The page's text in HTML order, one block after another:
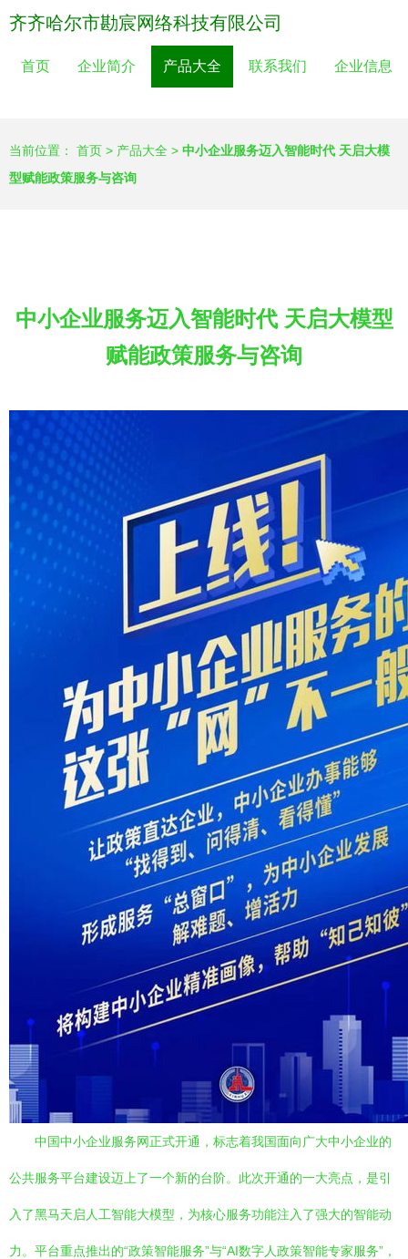
齐齐哈尔市勘宸网络科技有限公司
首页 企业简介 产品大全 联系我们 企业信息
当前位置： 首页 > 产品大全 > 中小企业服务迈入智能时代 天启大模
型赋能政策服务与咨询
中小企业服务迈入智能时代 天启大模型
赋能政策服务与咨询
中国中小企业服务网正式开通，标志着我国面向广大中小企业的
公共服务平台建设迈上了一个新的台阶。此次开通的一大亮点，是引
入了黑马天启人工智能大模型，为核心服务功能注入了强大的智能动
力。平台重点推出的“政策智能服务”与“AI数字人政策智能专家服务”，